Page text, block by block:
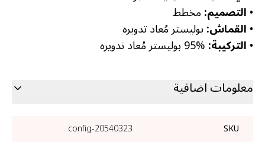
•التصميم:مخطط
•القماش:بوليستر مُعاد تدويره
•التركيبة:
معلومات اضافية
SKU
20540323-config